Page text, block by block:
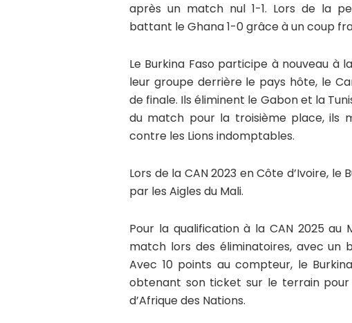
après un match nul 1-1. Lors de la
battant le Ghana 1-0 grâce à un coup
Le Burkina Faso participe à nouveau à
leur groupe derrière le pays hôte, le
de finale. Ils éliminent le Gabon et la
du match pour la troisième place, ils
contre les Lions indomptables.
Lors de la CAN 2023 en Côte d’Ivoire,
par les Aigles du Mali.
Pour la qualification à la CAN 2025 au
match lors des éliminatoires, avec un
Avec 10 points au compteur, le
obtenant son ticket sur le terrain
d’Afrique des Nations.